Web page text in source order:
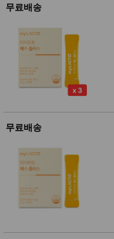
무료배송
무료배송